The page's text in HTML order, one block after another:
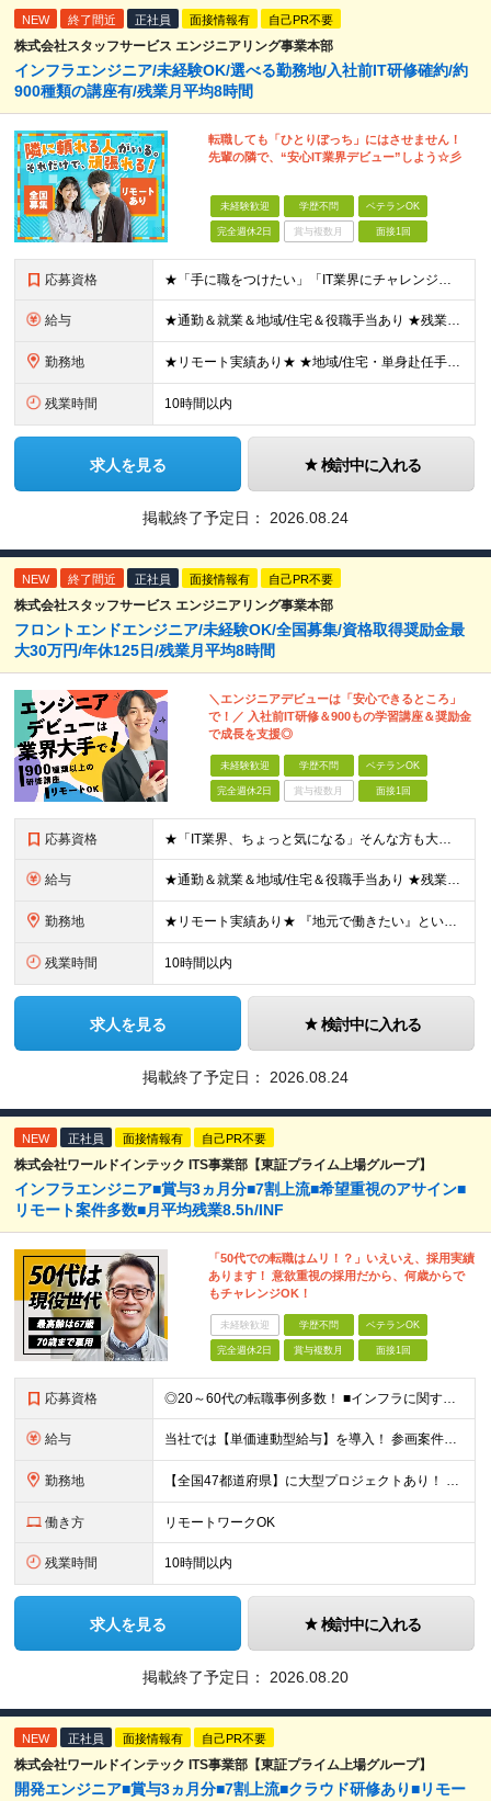
NEW 終了間近 正社員 面接情報有 自己PR不要
株式会社スタッフサービス エンジニアリング事業本部
インフラエンジニア/未経験OK/選べる勤務地/入社前IT研修確約/約
900種類の講座有/残業月平均8時間
転職しても「ひとりぼっち」にはさせません！
先輩の隣で、“安心IT業界デビュー”しよう☆彡
未経験歓迎 学歴不問 ベテランOK
完全週休2日 賞与複数月 面接1回
応募資格 ★「手に職をつけたい」「IT業界にチャレンジしたい」方歓迎！ ■学歴不問 ■IT知識・理系文系不問！未経験・第二新卒OK ★ITサポート・IT事務やエンジニアの経験をお持ちの方は優遇します！ 地方在
給与 ★通勤＆就業＆地域/住宅＆役職手当あり ★残業代は全額支給 ★選べる給与制度あり！ ■東京・神奈川・千葉・埼玉勤務の場合 月給24.5万円～55万円＋諸手当 （残業代は全額支給） (20,000円の
勤務地 ★リモート実績あり★ ★地域/住宅・単身赴任手当などサポートも万全 ★転任費用や寮・社宅制度も完備しています ★勤務地については希望を考慮の上、決定します ★面接地エリアでの就業率92％以上！ 『地
残業時間 10時間以内
求人を見る 検討中に入れる
掲載終了予定日： 2026.08.24
NEW 終了間近 正社員 面接情報有 自己PR不要
株式会社スタッフサービス エンジニアリング事業本部
フロントエンドエンジニア/未経験OK/全国募集/資格取得奨励金最
大30万円/年休125日/残業月平均8時間
＼エンジニアデビューは「安心できるところ」
で！／ 入社前IT研修＆900もの学習講座＆奨励金
で成長を支援◎
未経験歓迎 学歴不問 ベテランOK
完全週休2日 賞与複数月 面接1回
応募資格 ★「IT業界、ちょっと気になる」そんな方も大歓迎！ ■学歴不問 ■未経験・第二新卒歓迎 ■知識・経験はこれから身につけていければOK！ □■ステップアップ■□ 社内システム開発やインフラ構築などジャ
給与 ★通勤＆就業＆地域/住宅＆役職手当あり ★残業代は全額支給 ★選べる給与制度あり！ ■東京・神奈川・千葉・埼玉勤務の場合 月給24.5万円～55万円＋諸手当 （残業代は全額支給） (20,000円の
勤務地 ★リモート実績あり★ 『地元で働きたい』という希望に、業界トップクラス約7,000件の取引事業所数、90,000件以上のプロジェクトから検討をいたします。 全国の取引先での就業となります（沖縄を除
残業時間 10時間以内
求人を見る 検討中に入れる
掲載終了予定日： 2026.08.24
NEW 正社員 面接情報有 自己PR不要
株式会社ワールドインテック ITS事業部【東証プライム上場グループ】
インフラエンジニア■賞与3ヵ月分■7割上流■希望重視のアサイン■
リモート案件多数■月平均残業8.5h/INF
「50代での転職はムリ！？」いえいえ、採用実績
あります！ 意欲重視の採用だから、何歳からで
もチャレンジOK！
未経験歓迎 学歴不問 ベテランOK
完全週休2日 賞与複数月 面接1回
応募資格 ◎20～60代の転職事例多数！ ■インフラに関する何らかのご経験 ■学歴不問/転職回数は一切不問！
給与 当社では【単価連動型給与】を導入！ 参画案件の契約単価に連動して給与が決定。 還元率は単価の【70％～80％】と東証プライム上場グループとして高水準です！（社会保険料・教育コスト含む） ■関東：月給
勤務地 【全国47都道府県】に大型プロジェクトあり！ 主要勤務地： 北海道/宮城県/栃木県/埼玉県/千葉県/東京都/神奈川県/愛知県/大阪府/京都府/兵庫県/広島県/福岡県/熊本県 ※勤務エリアは、あなたの
働き方 リモートワークOK
残業時間 10時間以内
求人を見る 検討中に入れる
掲載終了予定日： 2026.08.20
NEW 正社員 面接情報有 自己PR不要
株式会社ワールドインテック ITS事業部【東証プライム上場グループ】
開発エンジニア■賞与3ヵ月分■7割上流■クラウド研修あり■リモー